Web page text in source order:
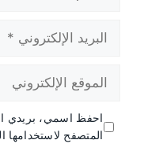
الإلكتروني
الإلكتروني
احفظ اسمي، بريدي
المتصفح لاستخدامها